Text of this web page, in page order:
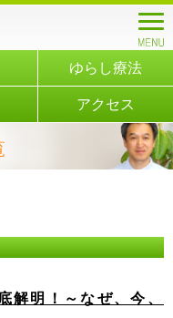
ゆらし療法
アクセス
解明！～なぜ、今、